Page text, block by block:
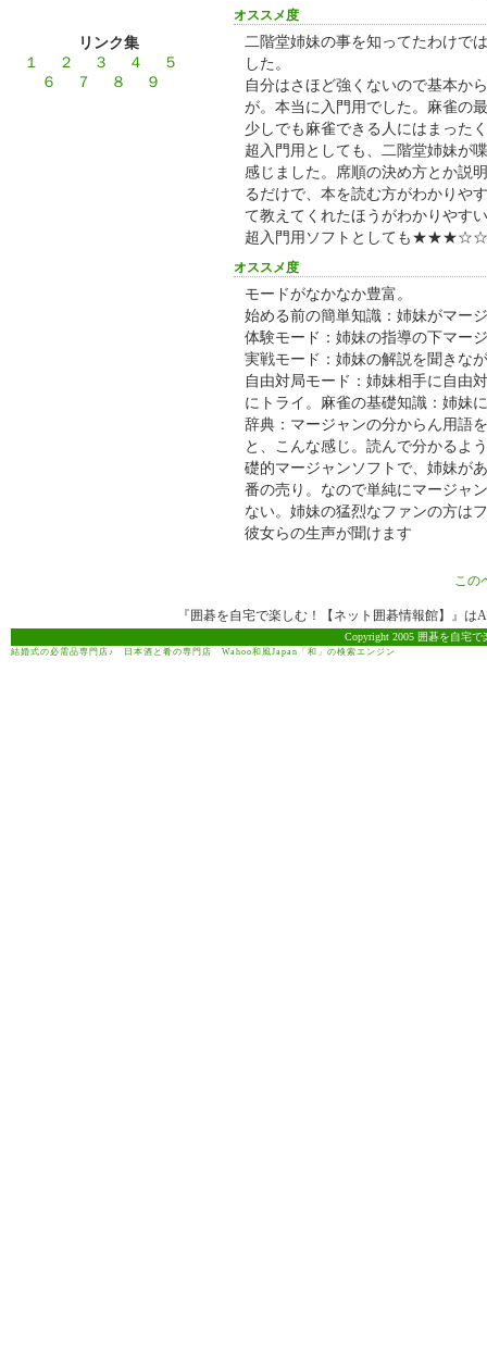
リンク集
１
２ ３ ４
５
６
７ ８ ９
オススメ度
二階堂姉妹の事を知ってたわけで
した。
自分はさほど強くないので基本か
が。本当に入門用でした。麻雀の
少しでも麻雀できる人にはまった
超入門用としても、二階堂姉妹が
感じました。席順の決め方とか説
るだけで、本を読む方がわかりや
て教えてくれたほうがわかりやす
超入門用ソフトとしても★★★☆☆
オススメ度
モードがなかなか豊富。
始める前の簡単知識：姉妹がマー
体験モード：姉妹の指導の下マー
実戦モード：姉妹の解説を聞きな
自由対局モード：姉妹相手に自由
にトライ。麻雀の基礎知識：姉妹
辞典：マージャンの分からん用語
と、こんな感じ。読んで分かるよ
礎的マージャンソフトで、姉妹が
番の売り。なので単純にマージャ
ない。姉妹の猛烈なファンの方は
彼女らの生声が聞けます
この
『囲碁を自宅で楽しむ！【ネット囲碁情報館】』
Copyright 2005 囲碁を自宅
結婚式の必需品専門店♪ 日本酒と肴の専門店 Wahoo和風Japan「和」の検索エンジン